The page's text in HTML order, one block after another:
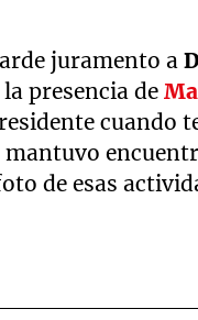
juramento a
presencia de
cuando
de esas